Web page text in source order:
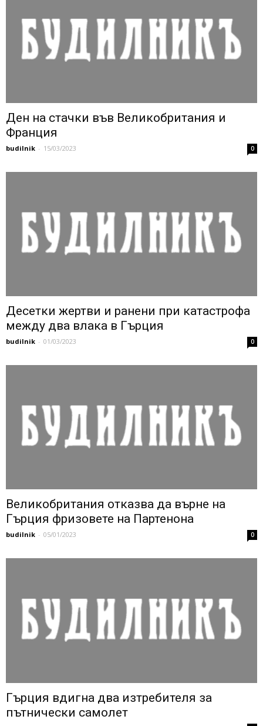
Ден на стачки във Великобритания и
Франция
budilnik - 15/03/2023 0
Десетки жертви и ранени при катастрофа
между два влака в Гърция
budilnik - 01/03/2023 0
Великобритания отказва да върне на
Гърция фризовете на Партенона
budilnik - 05/01/2023 0
Гърция вдигна два изтребителя за
пътнически самолет